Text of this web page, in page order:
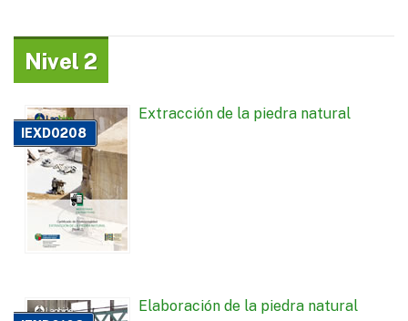
Nivel 2
IEXD0208
Extracción de la piedra natural
Elaboración de la piedra natural